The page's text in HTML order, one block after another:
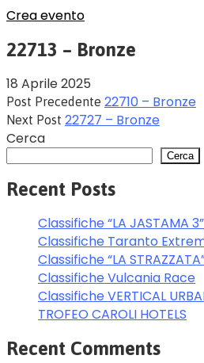
Crea evento
22713 – Bronze
18 Aprile 2025
Post Precedente 22710 – Bronze
Next Post 22727 – Bronze
Cerca
Cerca
Recent Posts
Classifiche “LA JASTAMA 3”
Classifiche Taranto
Classifiche “LA
Classifiche Vulcania Race
Classifiche VERTICAL
TROFEO CAROLI HOTELS
Recent Comments